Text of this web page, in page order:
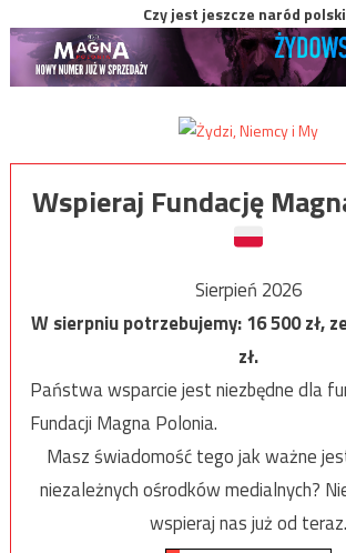
Czy jest jeszcze naród
Wspieraj Fundację
Sierpień 2026
W sierpniu potrzebujemy:16 500zł,
zł.
Państwa wsparcie jest niezbędne dla
Fundacji Magna Polonia.
Masz świadomość tego jak ważne
niezależnych ośrodków medialnych?
wspieraj nas już od teraz.